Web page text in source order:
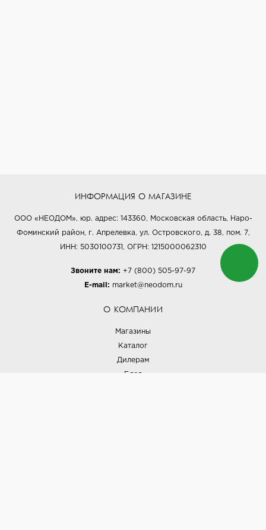
ИНФОРМАЦИЯ О МАГАЗИНЕ
ООО «НЕОДОМ», юр. адрес: 143360, Московская область, Наро-
Фоминский район, г. Апрелевка, ул. Островского, д. 38, пом. 7,
ИНН: 5030100731, ОГРН: 1215000062310
Звоните нам: +7 (800) 505-97-97
E-mail: market@neodom.ru
О КОМПАНИИ
Магазины
Каталог
Дилерам
Блог